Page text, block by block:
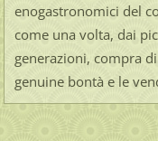
enogastronomici del
come una volta, dai
generazioni, compra
genuine bontà e le